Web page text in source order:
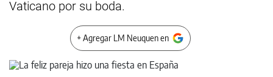
Vaticano por su boda.
+ Agregar LM Neuquen en